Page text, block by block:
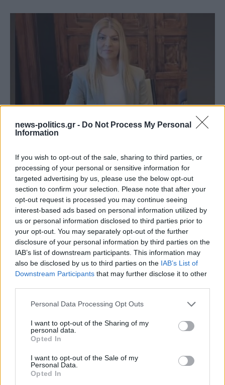
news-politics.gr - Do Not Process My Personal
Information
If you wish to opt-out of the sale, sharing to third parties, or
processing of your personal or sensitive information for
targeted advertising by us, please use the below opt-out
section to confirm your selection. Please note that after your
opt-out request is processed you may continue seeing
interest-based ads based on personal information utilized by
us or personal information disclosed to third parties prior to
your opt-out. You may separately opt-out of the further
disclosure of your personal information by third parties on the
IAB’s list of downstream participants. This information may
also be disclosed by us to third parties on the IAB’s List of
Downstream Participants that may further disclose it to other
Personal Data Processing Opt Outs
I want to opt-out of the Sharing of my
personal data.
Opted In
I want to opt-out of the Sale of my
Personal Data.
Opted In
κορυφή και η φιλοσοφία μιας απόλυτης αθλήτριας
(ηχητικό)
Αθήνα, Θεσσαλονίκη και Ρόδος στη δεκάδα των πόλεων
που ξεχωρίζουν για το street food παγκοσμίως!